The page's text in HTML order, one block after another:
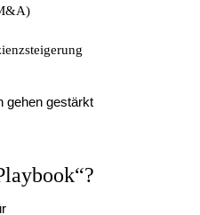
gehen gestärkt